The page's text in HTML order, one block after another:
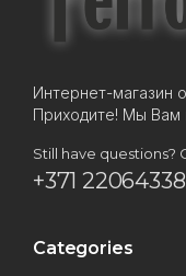
Интернет-магазин
Приходите! Мы Вам
Still have questions?
+371 22064338
Categories